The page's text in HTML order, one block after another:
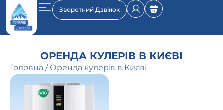
Зворотний Дзвінок
ОРЕНДА КУЛЕРІВ В КИЄВІ
Головна / Оренда кулерів в Києві